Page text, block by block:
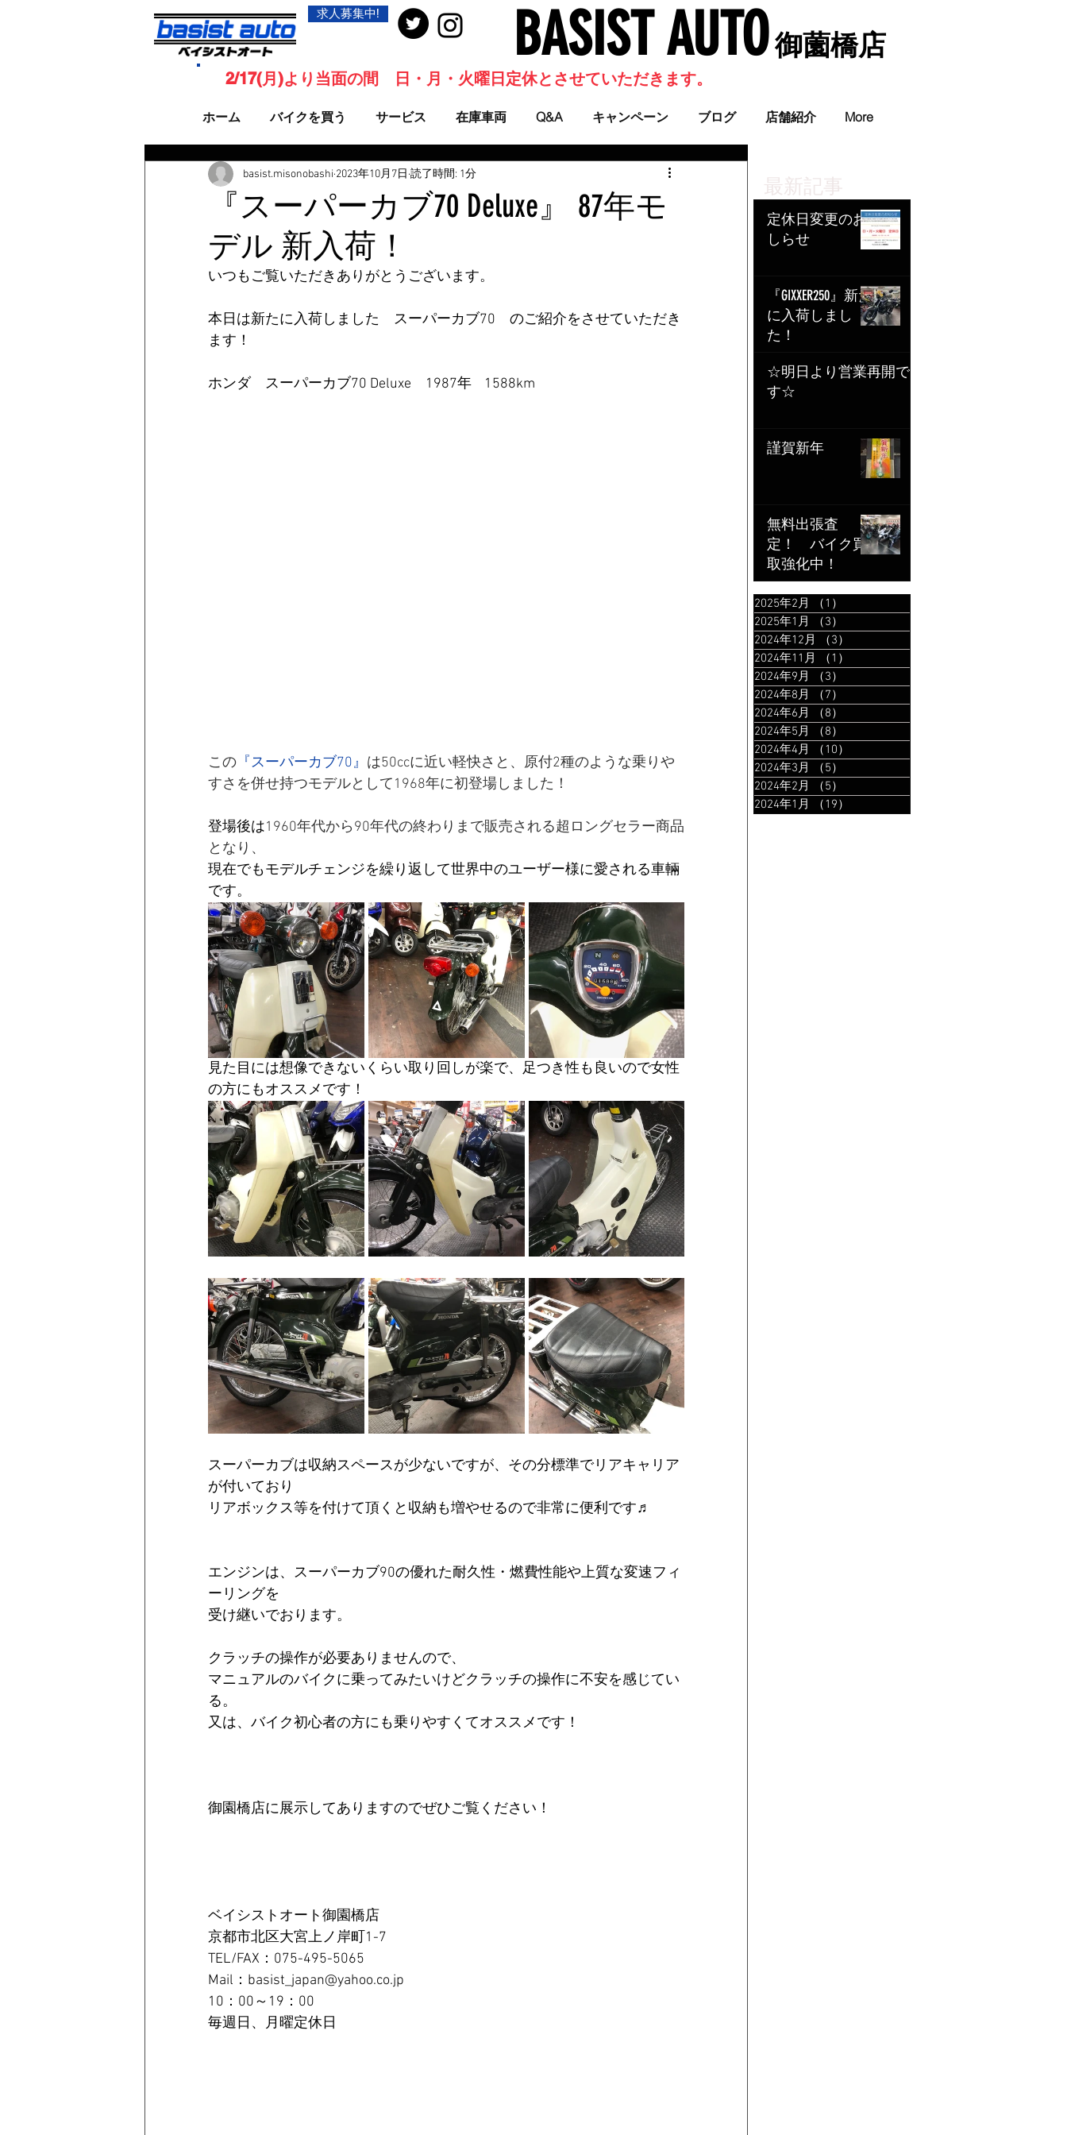
求人募集中! BASIST AUTO​ 御薗橋店
ホーム バイクを買う サービス 在庫車両 Q&A キャンペーン ブログ 店舗紹介 More
2/17(月)より当面の間 日・月・火曜日定休とさせていただきます。
最新記事
定休日変更のお
しらせ
『GIXXER250』新た
に入荷しまし
た！
☆明日より営業再開で
す☆
謹賀新年
無料出張査
定！ バイク買
取強化中！
2025年2月 （1）
2025年1月
（3）
2024年12月
（3）
2024年11月
（1）
2024年9月
（3）
2024年8月
（7）
2024年6月
（8）
2024年5月
（8）
2024年4月
（10）
2024年3月
（5）
2024年2月
（5）
2024年1月
（19）
『スーパーカブ70 Deluxe』 87年モ
デル 新入荷！
basist.misonobashi 2023年10月7日 読了時間: 1分
いつもご覧いただきありがとうございます。
本日は新たに入荷しました　スーパーカブ70　のご紹介をさせていただき
ます！
ホンダ　スーパーカブ70 Deluxe　1987年    1588km
この 『スーパーカブ70』 は50ccに近い軽快さと、原付2種のような乗りや
すさを併せ持つモデルとして1968年に初登場しました！
登場後は1960年代から90年代の終わりまで販売される超ロングセラー商品
となり、
現在でもモデルチェンジを繰り返して世界中のユーザー様に愛される車輛
です。
見た目には想像できないくらい取り回しが楽で、足つき性も良いので女性
の方にもオススメです！
スーパーカブは収納スペースが少ないですが、その分標準でリアキャリア
が付いており
リアボックス等を付けて頂くと収納も増やせるので非常に便利です♬
エンジンは、スーパーカブ90の優れた耐久性・燃費性能や上質な変速フィ
ーリングを
受け継いでおります。
クラッチの操作が必要ありませんので、
マニュアルのバイクに乗ってみたいけどクラッチの操作に不安を感じてい
る。
又は、バイク初心者の方にも乗りやすくてオススメです！
御園橋店に展示してありますのでぜひご覧ください！
ベイシストオート御園橋店
京都市北区大宮上ノ岸町1-7
TEL/FAX：075-495-5065
Mail：basist_japan@yahoo.co.jp
10：00～19：00
毎週日、月曜定休日